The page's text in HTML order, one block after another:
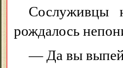
Сослуживцы
рождалось
— Да вы